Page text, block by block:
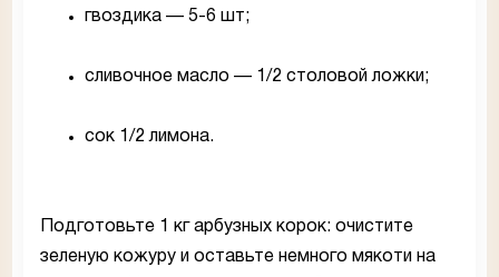
гвоздика — 5-6 шт;
сливочное масло — 1/2 столовой ложки;
сок 1/2 лимона.
Подготовьте 1 кг арбузных корок: очистите
зеленую кожуру и оставьте немного мякоти на